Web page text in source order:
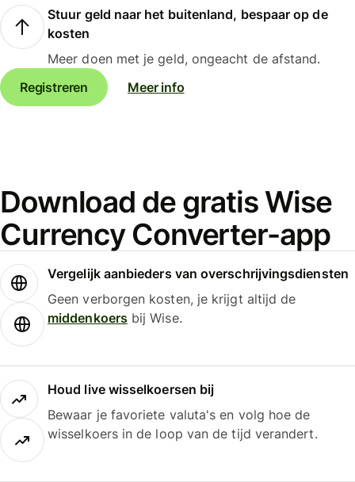
Stuur geld naar het buitenland, bespaar op de
kosten
Meer doen met je geld, ongeacht de afstand.
Registreren
Meer info
Download de gratis Wise
Currency Converter-app
Vergelijk aanbieders van overschrijvingsdiensten
Geen verborgen kosten, je krijgt altijd de
middenkoersbij Wise.
Houd live wisselkoersen bij
Bewaar je favoriete valuta's en volg hoe de
wisselkoers in de loop van de tijd verandert.